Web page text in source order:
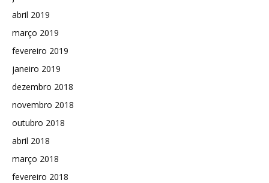
abril 2019
março 2019
fevereiro 2019
janeiro 2019
dezembro 2018
novembro 2018
outubro 2018
abril 2018
março 2018
fevereiro 2018